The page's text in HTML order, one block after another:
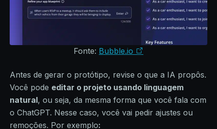
Fonte: Bubble.io
Antes de gerar o protótipo, revise o que a IA propôs.
Você pode editar o projeto usando linguagem
natural, ou seja, da mesma forma que você fala com
o ChatGPT. Nesse caso, você vai pedir ajustes ou
remoções. Por exemplo: